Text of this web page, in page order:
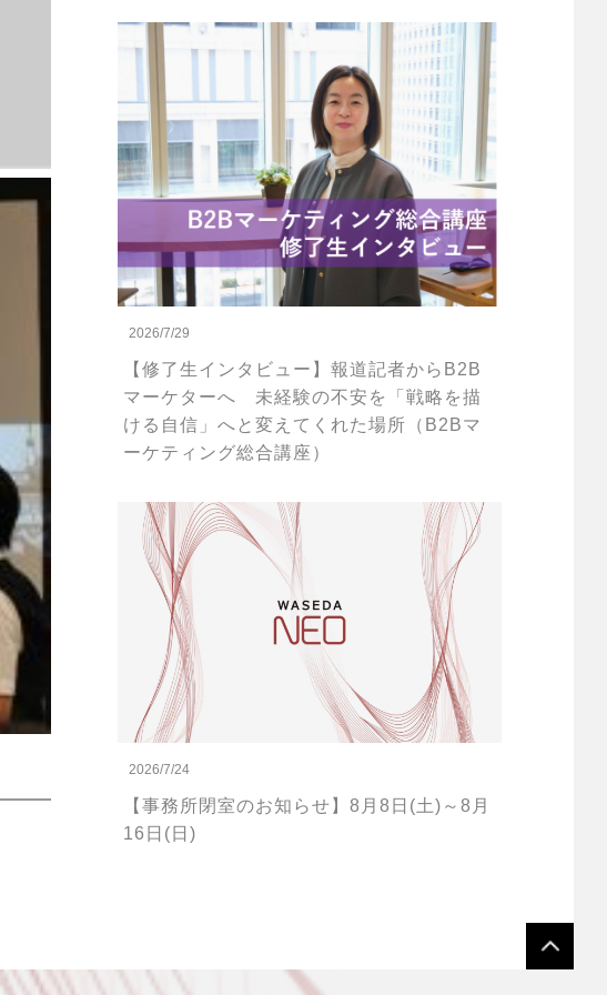
2026/7/29
【修了生インタビュー】報道記者からB2B
マーケターへ 未経験の不安を「戦略を描
ける自信」へと変えてくれた場所（B2Bマ
ーケティング総合講座）
2026/7/24
【事務所閉室のお知らせ】8月8日(土)～8月
16日(日)